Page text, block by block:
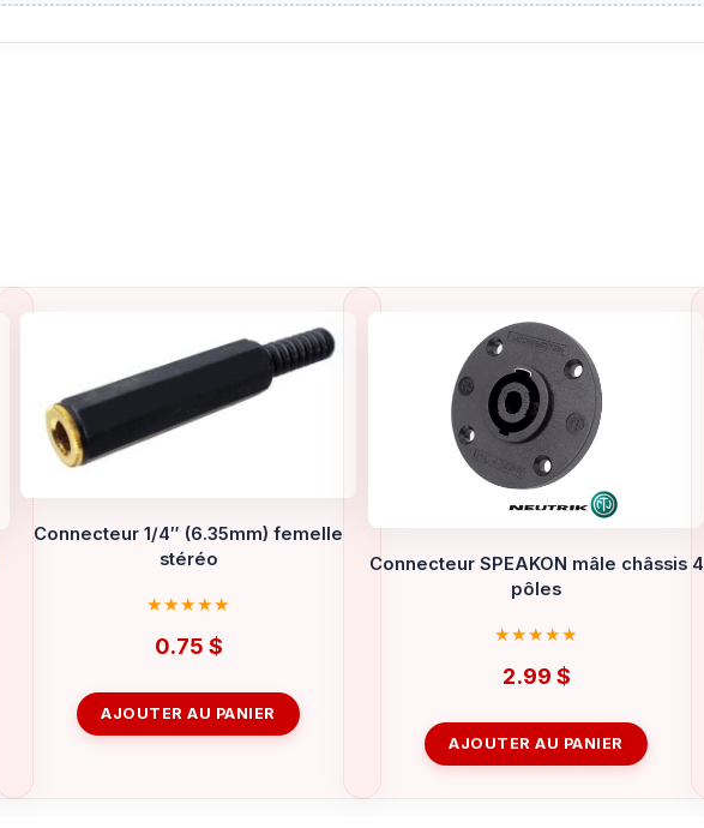
Connecteur 1/4″ (6.35mm) femelle
stéréo
0.75 $
AJOUTER AU PANIER
Connecteur SPEAKON mâle châssis 4
pôles
2.99 $
AJOUTER AU PANIER